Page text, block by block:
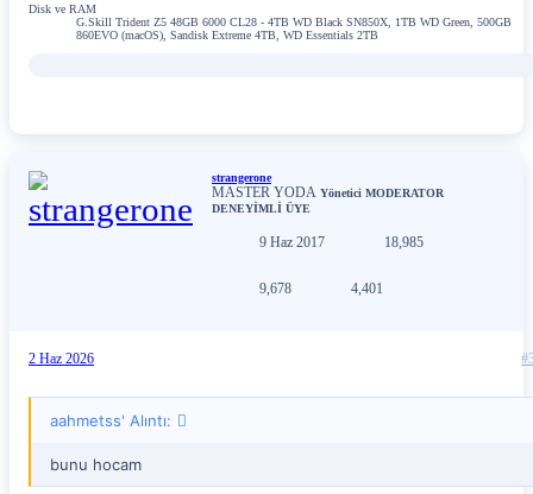
Disk ve RAM
G.Skill Trident Z5 48GB 6000 CL28 - 4TB WD Black SN850X, 1TB WD Green, 500GB
860EVO (macOS), Sandisk Extreme 4TB, WD Essentials 2TB
strangerone
MASTER YODA Yönetici MODERATOR
DENEYİMLİ ÜYE
9 Haz 2017 18,985
9,678 4,401
2 Haz 2026
aahmetss' Alıntı:
bunu hocam